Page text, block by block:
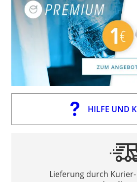
HILFE UND
Lieferung durch